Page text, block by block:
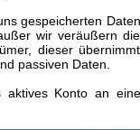
gespeicherten Daten
wir veräußern die
dieser übernimmt
passiven Daten.
Konto an eine